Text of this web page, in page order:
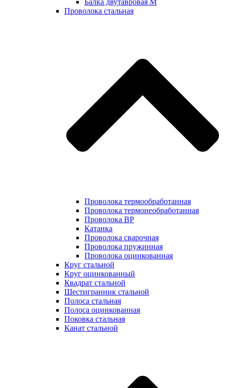
Балка двутавровая М
Проволока стальная
Проволока термообработанная
Проволока термонеобработанная
Проволока ВР
Катанка
Проволока сварочная
Проволока пружинная
Проволока оцинкованная
Круг стальной
Круг оцинкованный
Квадрат стальной
Шестигранник стальной
Полоса стальная
Полоса оцинкованная
Поковка стальная
Канат стальной